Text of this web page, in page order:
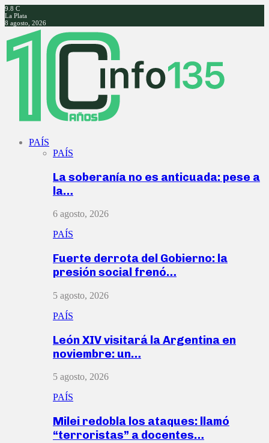
9.8 C
La Plata
8 agosto, 2026
Facebook
Twitter
Instagram
Youtube
PAÍS
PAÍS
La soberanía no es anticuada: pese a
la…
6 agosto, 2026
PAÍS
Fuerte derrota del Gobierno: la
presión social frenó…
5 agosto, 2026
PAÍS
León XIV visitará la Argentina en
noviembre: un…
5 agosto, 2026
PAÍS
Milei redobla los ataques: llamó
“terroristas” a docentes…